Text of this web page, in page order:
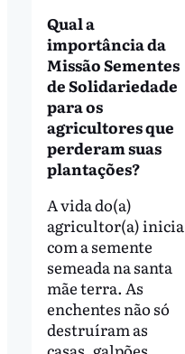
Qual a
importância da
Missão Sementes
de Solidariedade
para os
agricultores que
perderam suas
plantações?
A vida do(a)
agricultor(a) inicia
com a semente
semeada na santa
mãe terra. As
enchentes não só
destruíram as